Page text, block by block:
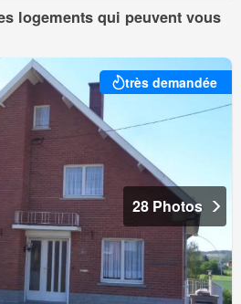
logements qui peuvent vous
très demandée
28 Photos